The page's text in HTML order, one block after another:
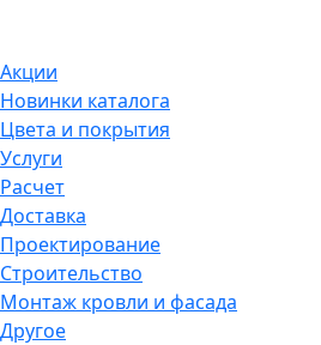
Акции
Новинки каталога
Цвета и покрытия
Услуги
Расчет
Доставка
Проектирование
Строительство
Монтаж кровли и фасада
Другое